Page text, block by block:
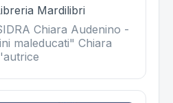
Mardilibri
Chiara Audenino -
maleducati" Chiara